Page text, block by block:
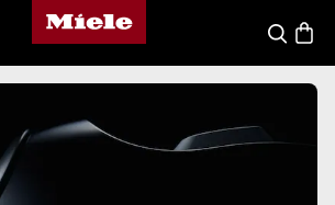
Miele početna stranica
Pretraga